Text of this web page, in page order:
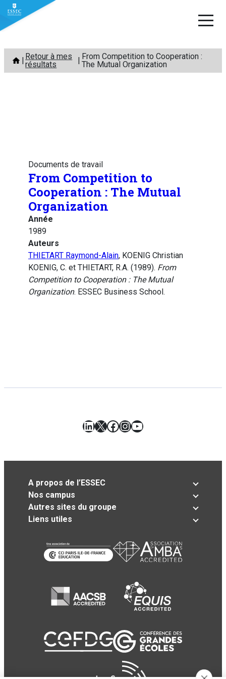
Aller
contenu
Retour à mes
résultats
From Competition to Cooperation :
The Mutual Organization
Documents de travail
From Competition to
Cooperation : The Mutual
Organization
Année
1989
Auteurs
THIETART Raymond-Alain, KOENIG Christian
KOENIG, C. et THIETART, R.A. (1989). From
Competition to Cooperation : The Mutual
Organization. ESSEC Business School.
LinkedIn
X Facebook
Instagram
YouTube
A propos de l’ESSEC
Nos campus
Autres sites du groupe
Liens utiles